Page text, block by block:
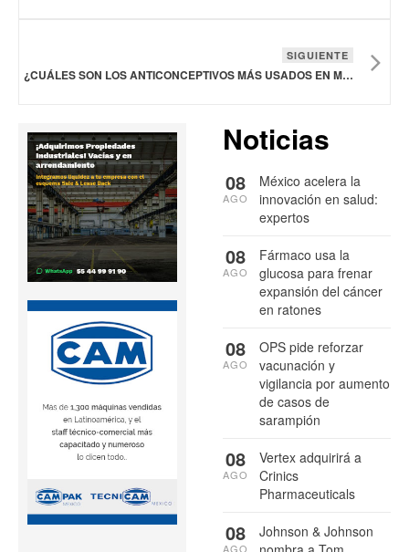
SIGUIENTE
¿CUÁLES SON LOS ANTICONCEPTIVOS MÁS USADOS EN MÉXICO?
Noticias
México acelera la
innovación en salud:
expertos
08
AGO
Fármaco usa la
glucosa para frenar
expansión del cáncer
en ratones
08
AGO
OPS pide reforzar
vacunación y
vigilancia por aumento
de casos de
sarampión
08
AGO
Vertex adquirirá a
Crinics
Pharmaceuticals
08
AGO
Johnson & Johnson
08
AGO